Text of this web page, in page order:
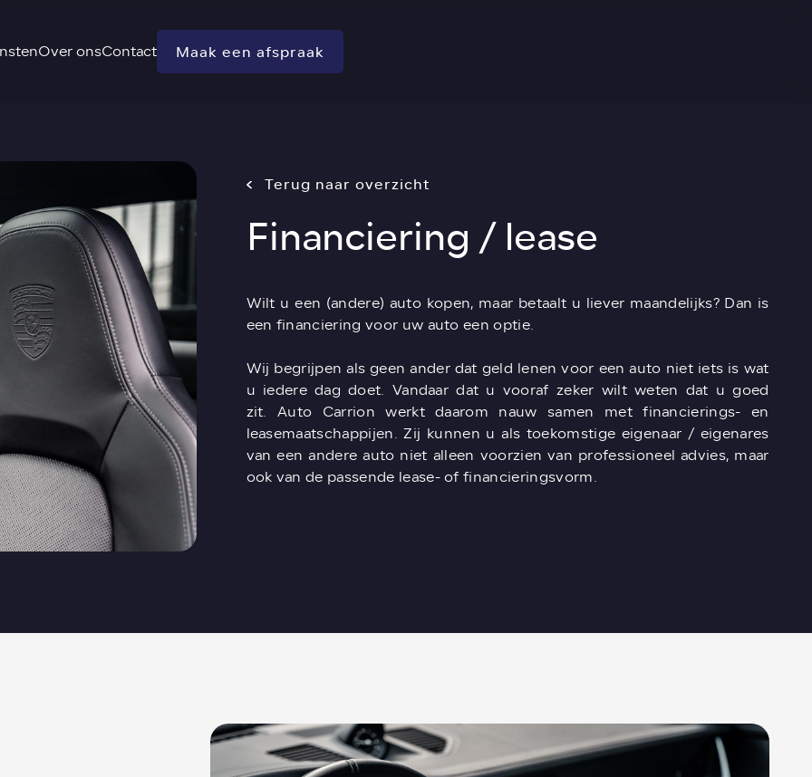
Over onsContact Maak een afspraak
Terug naar overzicht
Financiering / lease
Wilt u een (andere) auto kopen, maar betaalt u liever maandelijks? Dan is
een financiering voor uw auto een optie.
Wij begrijpen als geen ander dat geld lenen voor een auto niet iets is wat
u iedere dag doet. Vandaar dat u vooraf zeker wilt weten dat u goed
zit. Auto Carrion werkt daarom nauw samen met financierings- en
leasemaatschappijen. Zij kunnen u als toekomstige eigenaar / eigenares
van een andere auto niet alleen voorzien van professioneel advies, maar
ook van de passende lease- of financieringsvorm.